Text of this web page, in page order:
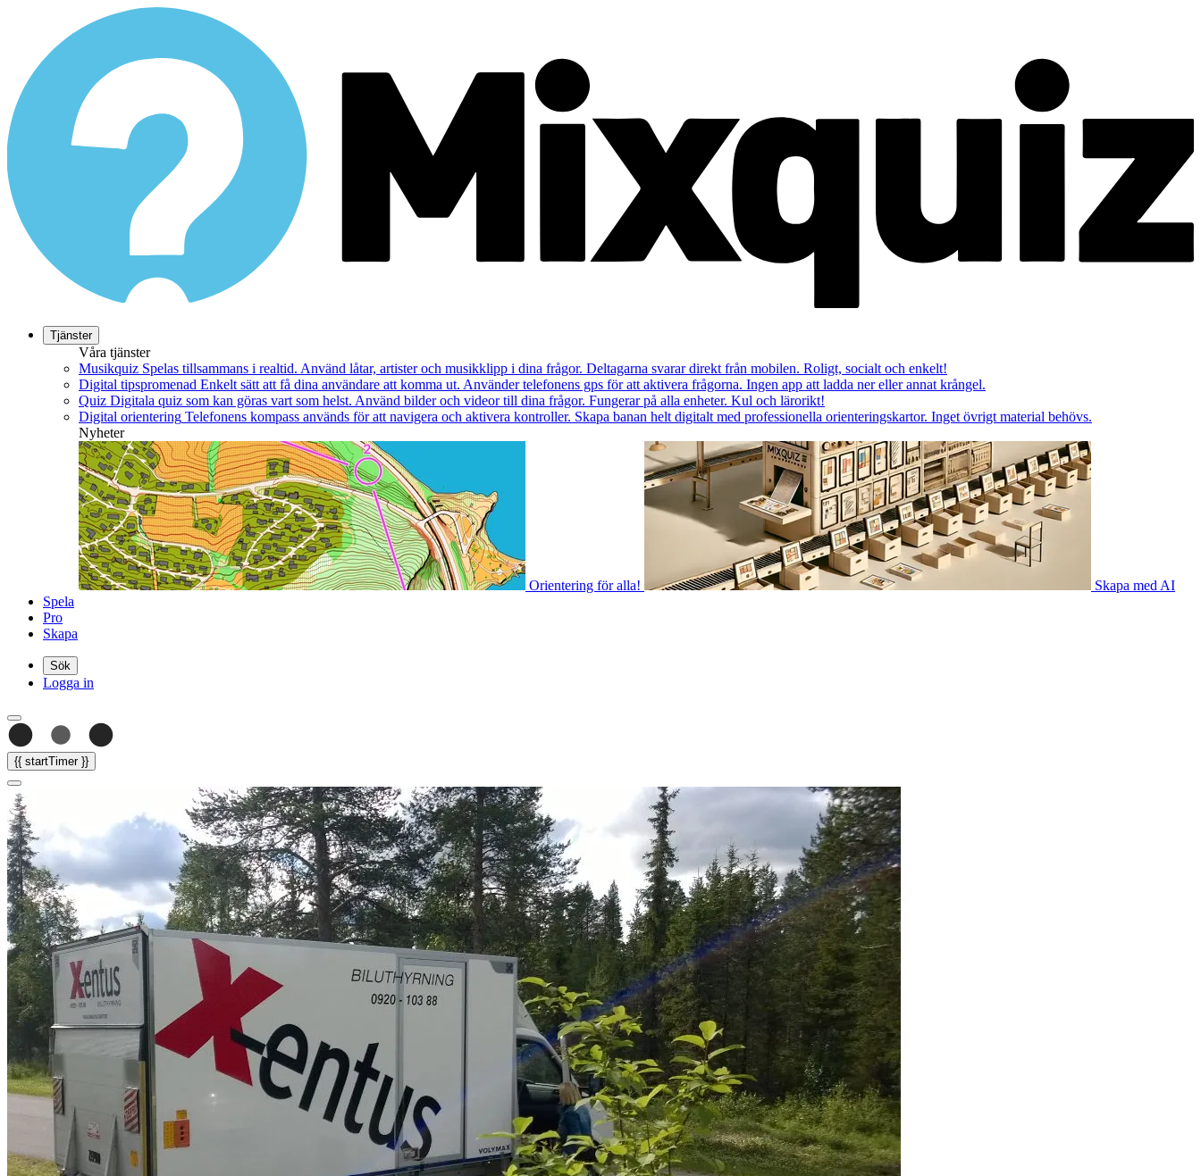
Tjänster
Våra tjänster
Musikquiz Spelas tillsammans i realtid. Använd låtar, artister och musikklipp i dina frågor. Deltagarna svarar direkt från mobilen. Roligt, socialt och enkelt!
Digital tipspromenad Enkelt sätt att få dina användare att komma ut. Använder telefonens gps för att aktivera frågorna. Ingen app att ladda ner eller annat krångel.
Quiz Digitala quiz som kan göras vart som helst. Använd bilder och videor till dina frågor. Fungerar på alla enheter. Kul och lärorikt!
Digital orientering Telefonens kompass används för att navigera och aktivera kontroller. Skapa banan helt digitalt med professionella orienteringskartor. Inget övrigt material behövs.
Nyheter
Orientering för alla!
Skapa med AI
Spela
Pro
Skapa
Sök
Logga in
{{ startTimer }}